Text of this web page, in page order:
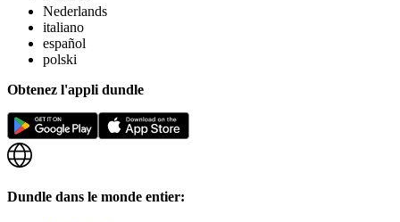
Nederlands
italiano
español
polski
Obtenez l'appli dundle
Dundle dans le monde entier: